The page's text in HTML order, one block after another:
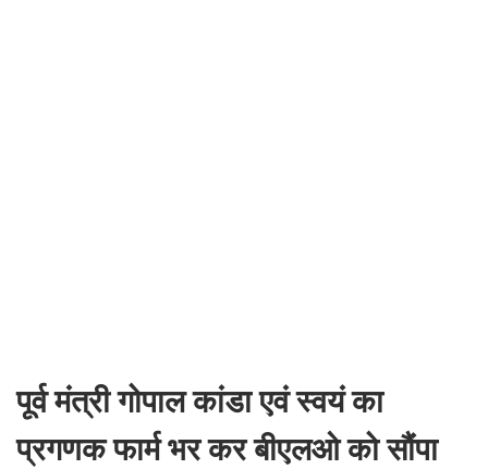
पूर्व मंत्री गोपाल कांडा एवं स्वयं का
प्रगणक फार्म भर कर बीएलओ को सौंपा